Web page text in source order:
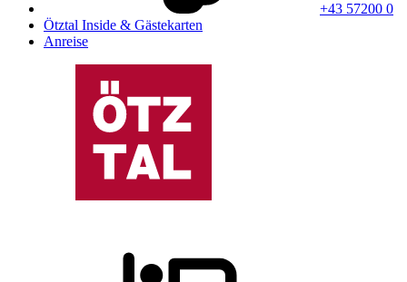
+43 57200 0
Ötztal Inside & Gästekarten
Anreise